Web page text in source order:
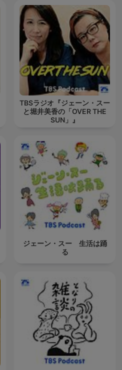
TBSラジオ『ジェーン・スー
と堀井美香の「OVER THE
SUN」』
ジェーン・スー 生活は踊
る